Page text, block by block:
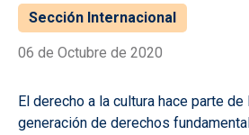
Sección Internacional
06 de Octubre de 2020
El derecho a la cultura hace parte de
generación de derechos